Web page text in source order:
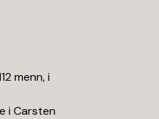
menn, i
i Carsten